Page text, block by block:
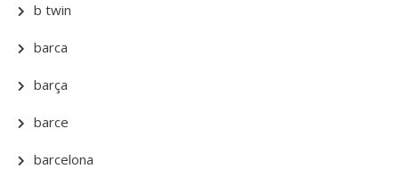
b twin
barca
barça
barce
barcelona